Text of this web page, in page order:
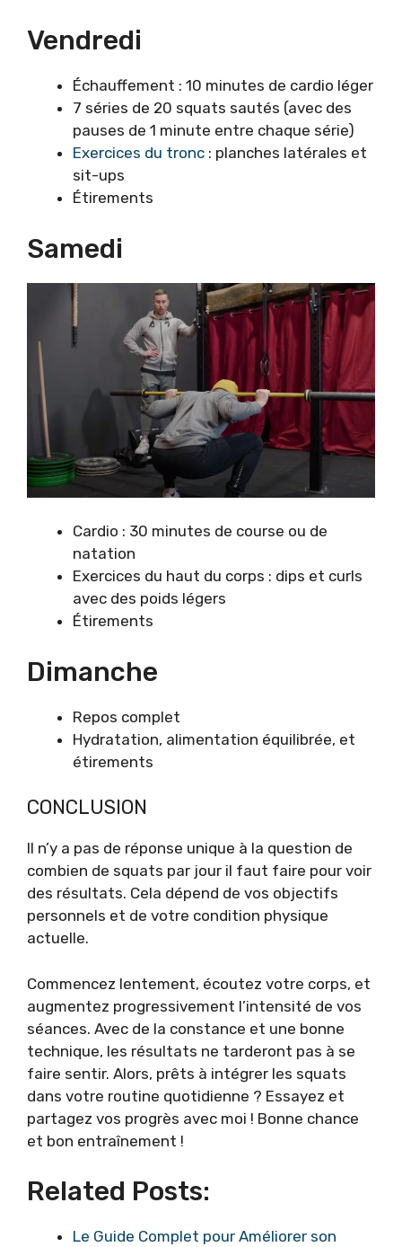
Vendredi
Échauffement : 10 minutes de cardio léger
7 séries de 20 squats sautés (avec des
pauses de 1 minute entre chaque série)
Exercices du tronc : planches latérales et
sit-ups
Étirements
Samedi
Cardio : 30 minutes de course ou de
natation
Exercices du haut du corps : dips et curls
avec des poids légers
Étirements
Dimanche
Repos complet
Hydratation, alimentation équilibrée, et
étirements
CONCLUSION
Il n’y a pas de réponse unique à la question de
combien de squats par jour il faut faire pour voir
des résultats. Cela dépend de vos objectifs
personnels et de votre condition physique
actuelle.
Commencez lentement, écoutez votre corps, et
augmentez progressivement l’intensité de vos
séances. Avec de la constance et une bonne
technique, les résultats ne tarderont pas à se
faire sentir. Alors, prêts à intégrer les squats
dans votre routine quotidienne ? Essayez et
partagez vos progrès avec moi ! Bonne chance
et bon entraînement !
Related Posts:
Le Guide Complet pour Améliorer son